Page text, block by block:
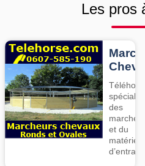
Les pros
Téléhorse,
spécialiste
des
marcheurs
et du
matériel